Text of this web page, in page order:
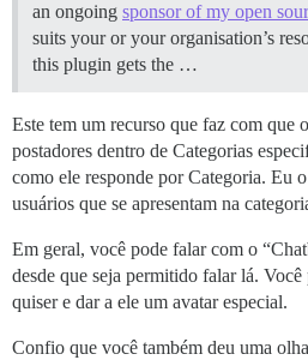
an ongoing sponsor of my open
suits your or your organisation’s
this plugin gets the …
Este tem um recurso que faz com que
postadores dentro de Categorias
como ele responde por Categoria. Eu
usuários que se apresentam na
Em geral, você pode falar com o
desde que seja permitido falar lá.
quiser e dar a ele um avatar especial.
Confio que você também deu uma